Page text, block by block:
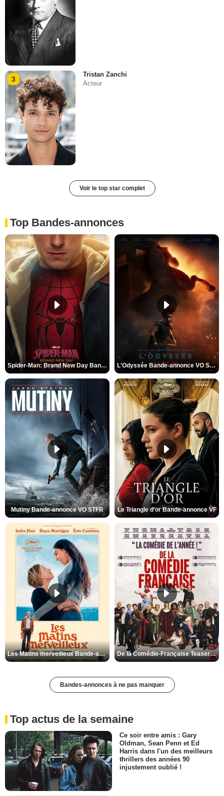
3
Tristan Zanchi
Acteur
Voir le top star complet
Top Bandes-annonces
Spider-Man: Brand New Day Bande-annonce VO STFR L'Odyssée Bande-annonce VO STFR
Mutiny Bande-annonce VO STFR Le Triangle d'or Bande-annonce VF
Les Matins merveilleux Bande-annonce VF De la Comédie-Française Teaser VF
Bandes-annonces à ne pas manquer
Top actus de la semaine
Ce soir entre amis : Gary
Oldman, Sean Penn et Ed
Harris dans l'un des meilleurs
thrillers des années 90
injustement oublié !